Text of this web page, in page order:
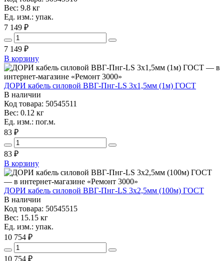
Вес: 9.8 кг
Ед. изм.: упак.
7 149 ₽
7 149 ₽
В корзину
ДОРИ кабель силовой ВВГ-Пнг-LS 3х1,5мм (1м) ГОСТ
В наличии
Код товара: 50545511
Вес: 0.12 кг
Ед. изм.: пог.м.
83 ₽
83 ₽
В корзину
ДОРИ кабель силовой ВВГ-Пнг-LS 3х2,5мм (100м) ГОСТ
В наличии
Код товара: 50545515
Вес: 15.15 кг
Ед. изм.: упак.
10 754 ₽
10 754 ₽